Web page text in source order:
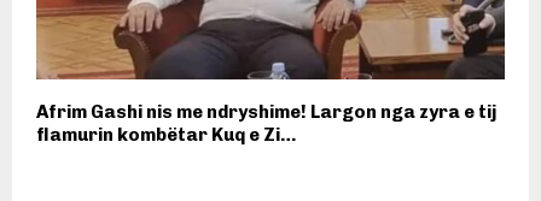
Afrim Gashi nis me ndryshime! Largon nga zyra e tij
flamurin kombëtar Kuq e Zi…